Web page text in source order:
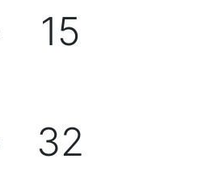
15
32